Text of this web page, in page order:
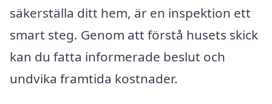
säkerställa ditt hem, är en inspektion ett
smart steg. Genom att förstå husets skick
kan du fatta informerade beslut och
undvika framtida kostnader.